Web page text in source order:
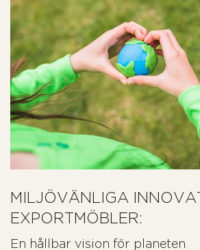
MILJÖVÄNLIGA
EXPORTMÖBLER:
En hållbar vision för planeten